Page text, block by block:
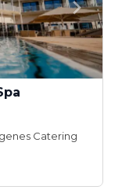
Catering